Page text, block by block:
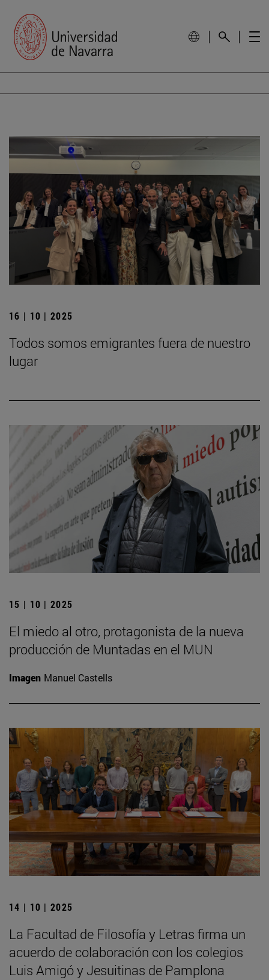
16 | 10 | 2025
Todos somos emigrantes fuera de nuestro
lugar
15 | 10 | 2025
El miedo al otro, protagonista de la nueva
producción de Muntadas en el MUN
Imagen Manuel Castells
14 | 10 | 2025
La Facultad de Filosofía y Letras firma un
acuerdo de colaboración con los colegios
Luis Amigó y Jesuitinas de Pamplona